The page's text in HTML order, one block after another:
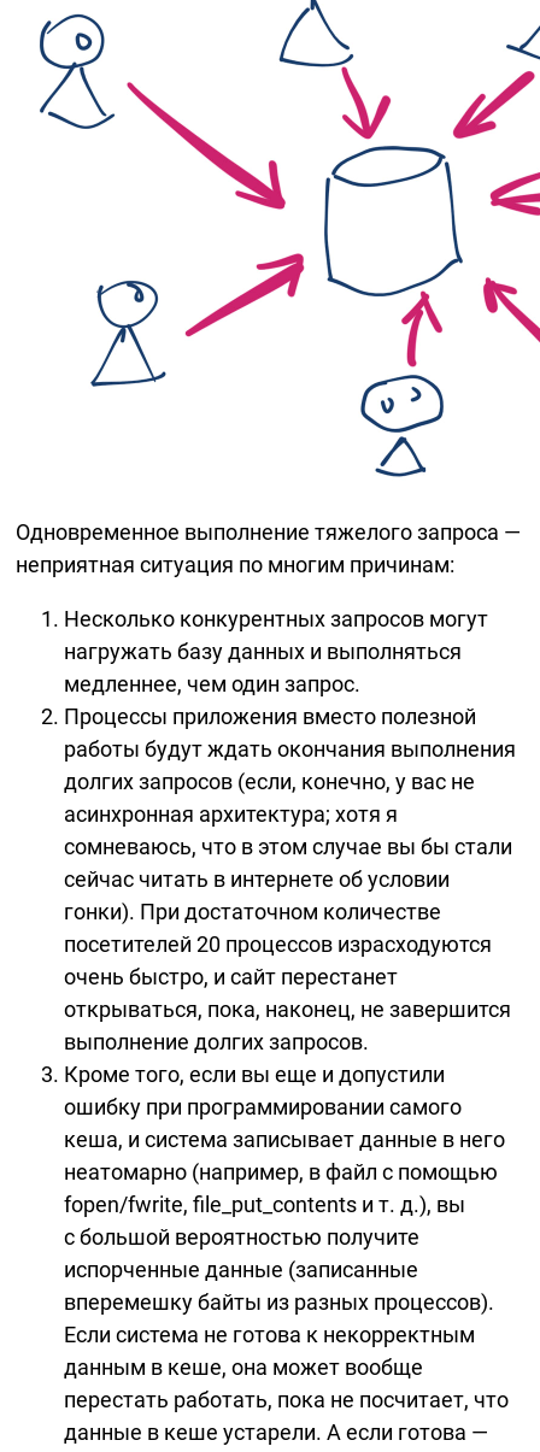
Одновременное выполнение тяжелого запроса —
неприятная ситуация по многим причинам:
Несколько конкурентных запросов могут
нагружать базу данных и выполняться
медленнее, чем один запрос.
Процессы приложения вместо полезной
работы будут ждать окончания выполнения
долгих запросов (если, конечно, у вас не
асинхронная архитектура; хотя я
сомневаюсь, что в этом случае вы бы стали
сейчас читать в интернете об условии
гонки). При достаточном количестве
посетителей 20 процессов израсходуются
очень быстро, и сайт перестанет
открываться, пока, наконец, не завершится
выполнение долгих запросов.
Кроме того, если вы еще и допустили
ошибку при программировании самого
кеша, и система записывает данные в него
неатомарно (например, в файл с помощью
fopen/fwrite, file_put_contents и т. д.), вы
с большой вероятностью получите
испорченные данные (записанные
вперемешку байты из разных процессов).
Если система не готова к некорректным
данным в кеше, она может вообще
перестать работать, пока не посчитает, что
данные в кеше устарели. А если готова —